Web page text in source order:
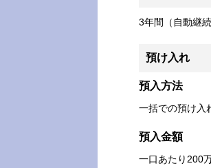
3年間（自動継
預け入れ
預入方法
一括での預け入
預入金額
一口あたり200